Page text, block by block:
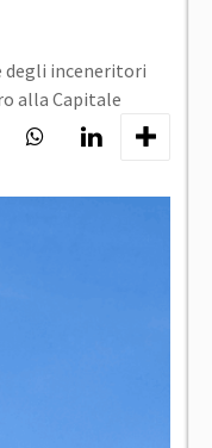
degli inceneritori
alla Capitale